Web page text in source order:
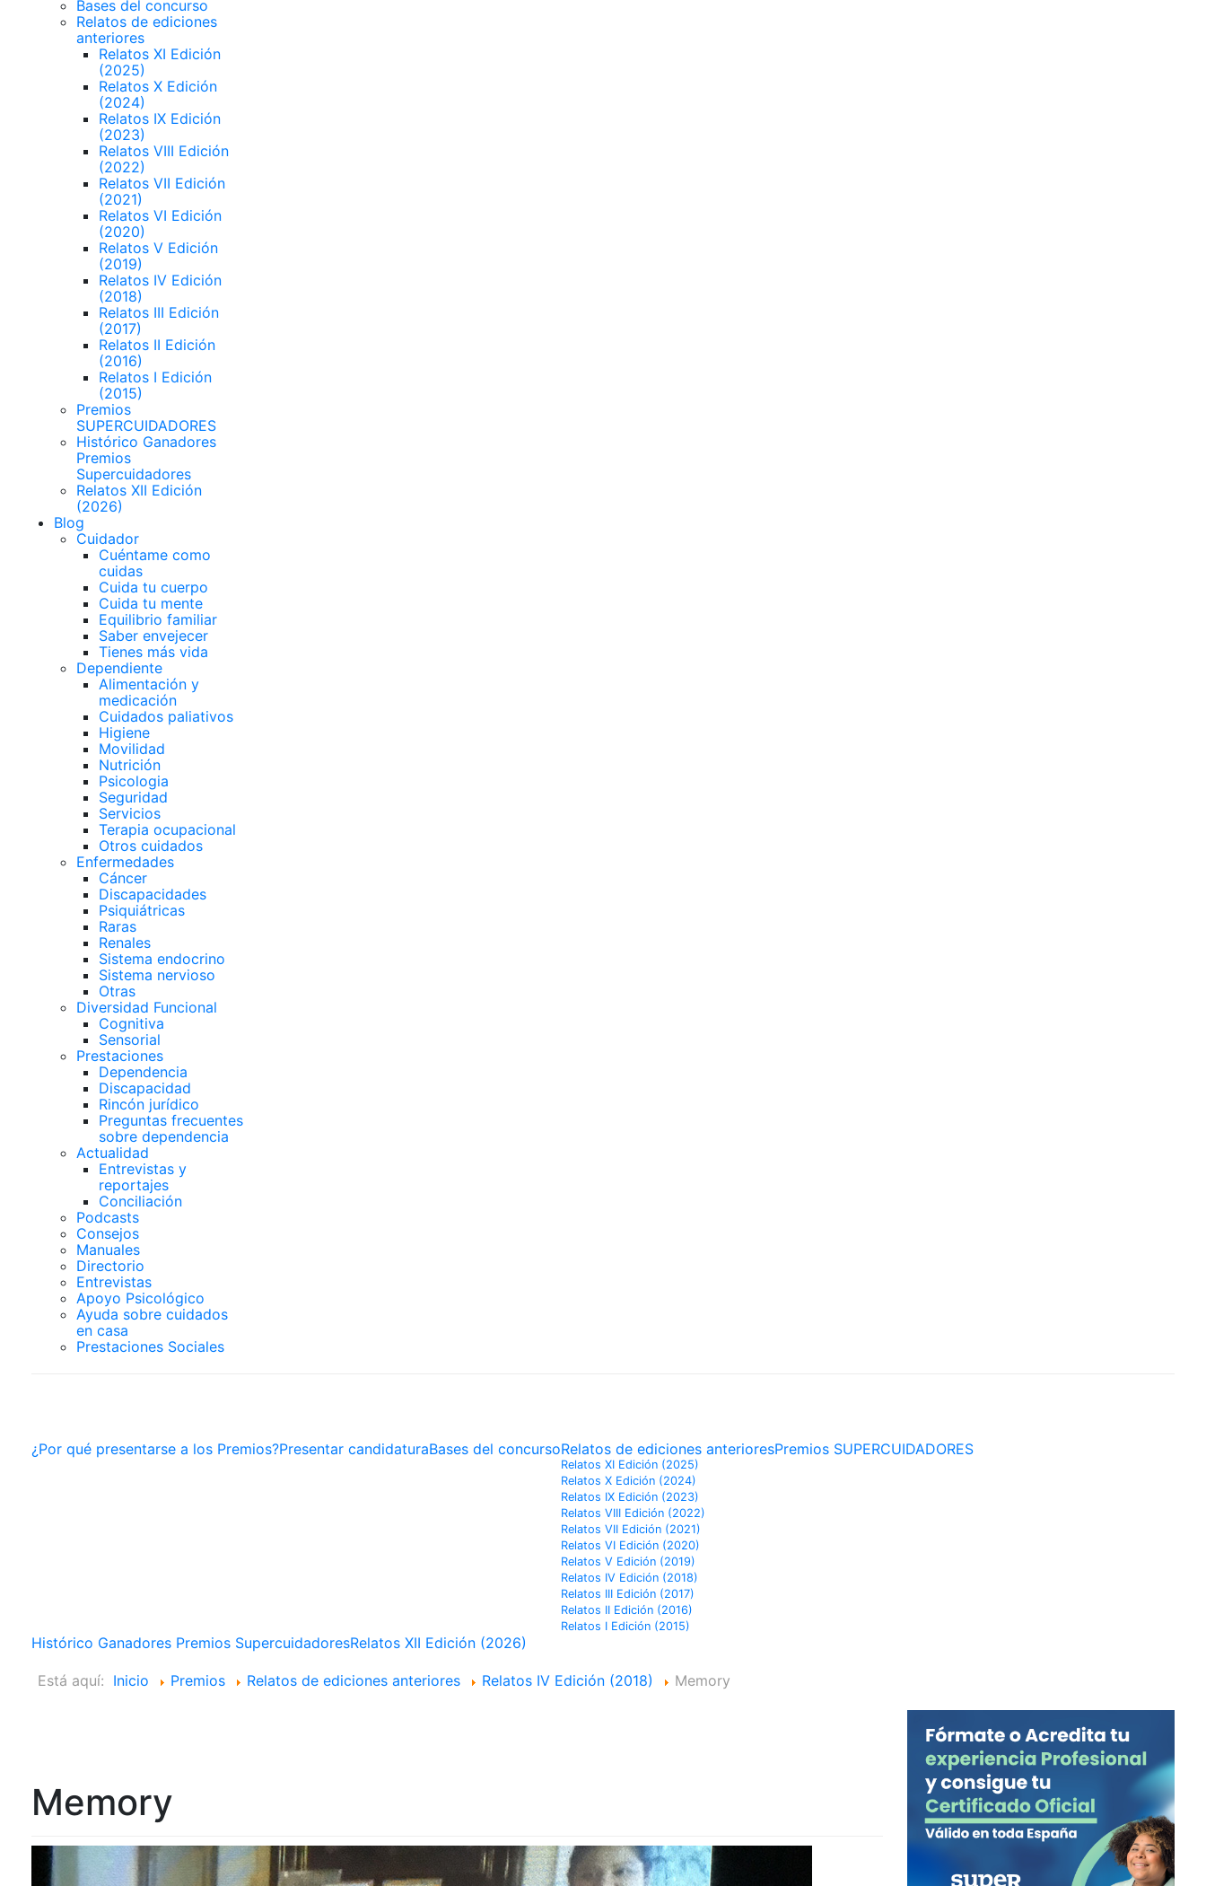
Bases del concurso
Relatos de ediciones
anteriores
Relatos XI Edición
(2025)
Relatos X Edición
(2024)
Relatos IX Edición
(2023)
Relatos VIII Edición
(2022)
Relatos VII Edición
(2021)
Relatos VI Edición
(2020)
Relatos V Edición
(2019)
Relatos IV Edición
(2018)
Relatos III Edición
(2017)
Relatos II Edición
(2016)
Relatos I Edición
(2015)
Premios
SUPERCUIDADORES
Histórico Ganadores
Premios
Supercuidadores
Relatos XII Edición
(2026)
Blog
Cuidador
Cuéntame como
cuidas
Cuida tu cuerpo
Cuida tu mente
Equilibrio familiar
Saber envejecer
Tienes más vida
Dependiente
Alimentación y
medicación
Cuidados paliativos
Higiene
Movilidad
Nutrición
Psicologia
Seguridad
Servicios
Terapia ocupacional
Otros cuidados
Enfermedades
Cáncer
Discapacidades
Psiquiátricas
Raras
Renales
Sistema endocrino
Sistema nervioso
Otras
Diversidad Funcional
Cognitiva
Sensorial
Prestaciones
Dependencia
Discapacidad
Rincón jurídico
Preguntas frecuentes
sobre dependencia
Actualidad
Entrevistas y
reportajes
Conciliación
Podcasts
Consejos
Manuales
Directorio
Entrevistas
Apoyo Psicológico
Ayuda sobre cuidados
en casa
Prestaciones Sociales
¿Por qué presentarse a los Premios?Presentar candidaturaBases del concursoRelatos de ediciones anteriores
Relatos XI Edición (2025)
Relatos X Edición (2024)
Relatos IX Edición (2023)
Relatos VIII Edición (2022)
Relatos VII Edición (2021)
Relatos VI Edición (2020)
Relatos V Edición (2019)
Relatos IV Edición (2018)
Relatos III Edición (2017)
Relatos II Edición (2016)
Relatos I Edición (2015)
Premios SUPERCUIDADORES
Histórico Ganadores Premios SupercuidadoresRelatos XII Edición (2026)
Está aquí: Inicio Premios Relatos de ediciones anteriores Relatos IV Edición (2018) Memory
Memory